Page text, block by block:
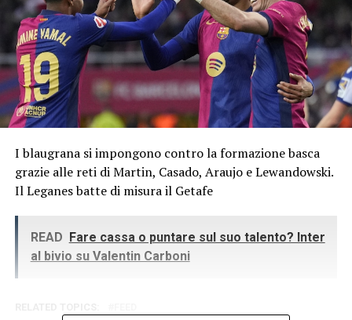
I blaugrana si impongono contro la formazione basca
grazie alle reti di Martin, Casado, Araujo e Lewandowski.
Il Leganes batte di misura il Getafe
READ Fare cassa o puntare sul suo talento? Inter
al bivio su Valentin Carboni